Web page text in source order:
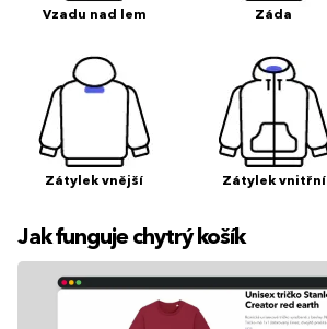
Vzadu nad lem Záda
Zátylek vnější Zátylek vnitřní
Jak funguje chytrý košík